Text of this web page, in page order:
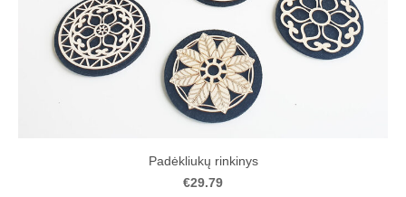
Padėkliukų rinkinys
€29.79